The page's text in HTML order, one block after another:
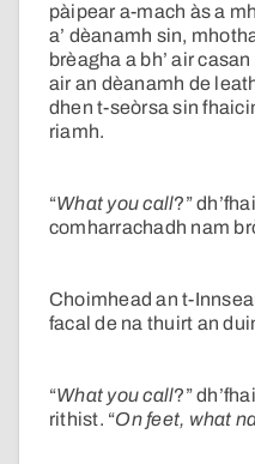
pàipear a-mach às a
a’ dèanamh sin,
brèagha a bh’ air
air an dèanamh de
dhen t-seòrsa sin
riamh.
“What you call?”
comharrachadh nam
Choimhead an t-
facal de na thuirt an
“What you call?”
rithist. “On feet, what